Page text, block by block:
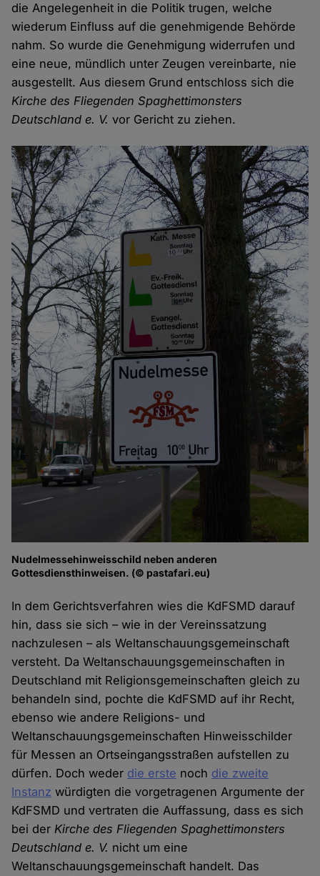
die Angelegenheit in die Politik trugen, welche
wiederum Einfluss auf die genehmigende Behörde
nahm. So wurde die Genehmigung widerrufen und
eine neue, mündlich unter Zeugen vereinbarte, nie
ausgestellt. Aus diesem Grund entschloss sich die
Kirche des Fliegenden Spaghettimonsters
Deutschland e. V. vor Gericht zu ziehen.
Nudelmessehinweisschild neben anderen
Gottesdiensthinweisen. (© pastafari.eu)
In dem Gerichtsverfahren wies die KdFSMD darauf
hin, dass sie sich – wie in der Vereinssatzung
nachzulesen – als Weltanschauungsgemeinschaft
versteht. Da Weltanschauungsgemeinschaften in
Deutschland mit Religionsgemeinschaften gleich zu
behandeln sind, pochte die KdFSMD auf ihr Recht,
ebenso wie andere Religions- und
Weltanschauungsgemeinschaften Hinweisschilder
für Messen an Ortseingangsstraßen aufstellen zu
dürfen. Doch weder die erste noch die zweite
Instanz würdigten die vorgetragenen Argumente der
KdFSMD und vertraten die Auffassung, dass es sich
bei der Kirche des Fliegenden Spaghettimonsters
Deutschland e. V. nicht um eine
Weltanschauungsgemeinschaft handelt. Das